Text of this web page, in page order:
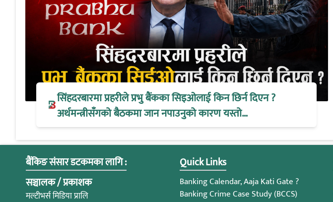
सिंहदरबारमा प्रहरीले प्रभु बैंकका सिइओलाई किन छिर्न दिएन ?
अर्थमन्त्रीसँगको बैठकमा जान नपाउनुको कारण यस्तो…
बैंकिङ संसार डटकमका लागि :
सञ्चालक / प्रकाशक
मल्टीभर्स मिडिया प्रालि
Quick Links
Banking Calendar, Aaja Kati Gate ?
Banking Crime Case Study (BCCS)